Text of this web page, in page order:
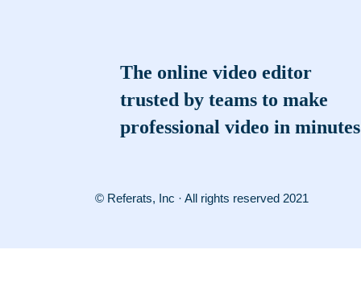
The online video editor
trusted by teams to make
professional video in minutes
© Referats, Inc · All rights reserved 2021